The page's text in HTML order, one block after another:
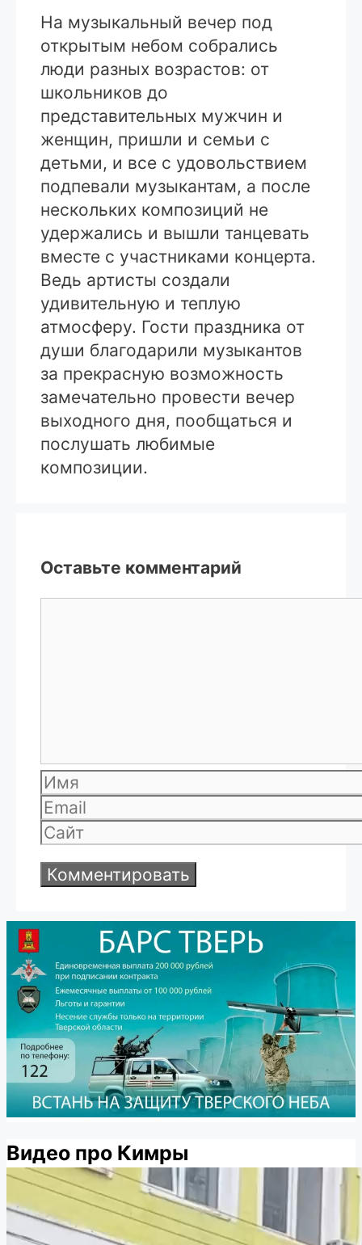
На музыкальный вечер под
открытым небом собрались
люди разных возрастов: от
школьников до
представительных мужчин и
женщин, пришли и семьи с
детьми, и все с удовольствием
подпевали музыкантам, а после
нескольких композиций не
удержались и вышли танцевать
вместе с участниками концерта.
Ведь артисты создали
удивительную и теплую
атмосферу. Гости праздника от
души благодарили музыкантов
за прекрасную возможность
замечательно провести вечер
выходного дня, пообщаться и
послушать любимые
композиции.
Оставьте комментарий
Имя
Email
Сайт
Видео про Кимры